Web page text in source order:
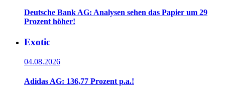
Deutsche Bank AG: Analysen sehen das Papier um 29
Prozent höher!
Exotic
04.08.2026
Adidas AG: 136,77 Prozent p.a.!